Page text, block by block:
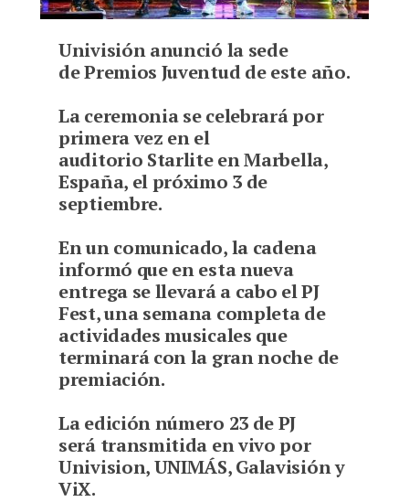
Univisión anunció la sede
de Premios Juventud de este año.
La ceremonia se celebrará por
primera vez en el
auditorio Starlite en Marbella,
España, el próximo 3 de
septiembre.
En un comunicado, la cadena
informó que en esta nueva
entrega se llevará a cabo el PJ
Fest, una semana completa de
actividades musicales que
terminará con la gran noche de
premiación.
La edición número 23 de PJ
será transmitida en vivo por
Univision, UNIMÁS, Galavisión y
ViX.